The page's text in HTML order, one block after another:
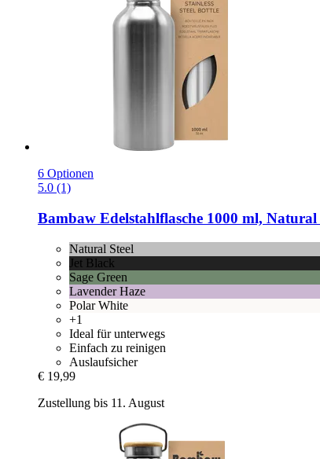
6 Optionen
5.0 (1)
Bambaw Edelstahlflasche 1000 ml, Natural
Natural Steel
Jet Black
Sage Green
Lavender Haze
Polar White
+1
Ideal für unterwegs
Einfach zu reinigen
Auslaufsicher
€ 19,99
Zustellung bis 11. August